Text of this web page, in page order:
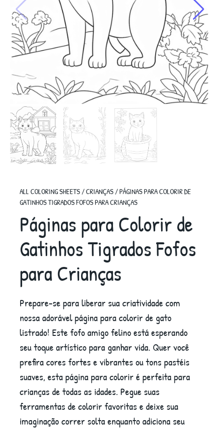
ALL COLORING SHEETS/CRIANÇAS/PÁGINAS PARA COLORIR DE
GATINHOS TIGRADOS FOFOS PARA CRIANÇAS
Páginas para Colorir de
Gatinhos Tigrados Fofos
para Crianças
Prepare-se para liberar sua criatividade com
nossa adorável página para colorir de gato
listrado! Este fofo amigo felino está esperando
seu toque artístico para ganhar vida. Quer você
prefira cores fortes e vibrantes ou tons pastéis
suaves, esta página para colorir é perfeita para
crianças de todas as idades. Pegue suas
ferramentas de colorir favoritas e deixe sua
imaginação correr solta enquanto adiciona seu